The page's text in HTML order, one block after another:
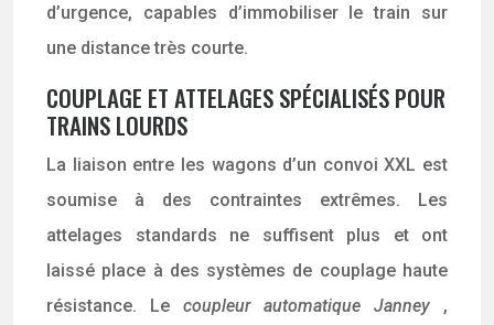
d’urgence, capables d’immobiliser le train sur
une distance très courte.
COUPLAGE ET ATTELAGES SPÉCIALISÉS POUR
TRAINS LOURDS
La liaison entre les wagons d’un convoi XXL est
soumise à des contraintes extrêmes. Les
attelages standards ne suffisent plus et ont
laissé place à des systèmes de couplage haute
résistance. Le coupleur automatique Janney ,